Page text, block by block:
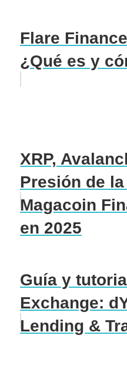
Flare
¿Qué es y
XRP,
Presión de
Magacoin
en 2025
Guía y
Exchange:
Lending &